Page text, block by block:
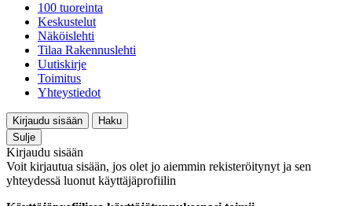
100 tuoreinta
Keskustelut
Näköislehti
Tilaa Rakennuslehti
Uutiskirje
Toimitus
Yhteystiedot
Kirjaudu sisään
Haku
Sulje
Kirjaudu sisään
Voit kirjautua sisään, jos olet jo aiemmin rekisteröitynyt ja sen
yhteydessä luonut käyttäjäprofiilin